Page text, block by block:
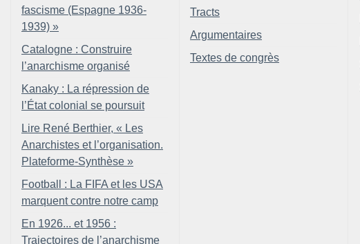
fascisme (Espagne 1936-
1939) »
Catalogne : Construire
l’anarchisme organisé
Kanaky : La répression de
l’État colonial se poursuit
Lire René Berthier, « Les
Anarchistes et l’organisation.
Plateforme-Synthèse »
Football : La FIFA et les USA
marquent contre notre camp
En 1926... et 1956 :
Trajectoires de l’anarchisme
Tracts
Argumentaires
Textes de congrès